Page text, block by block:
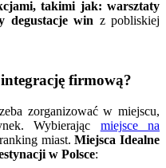
takimi jak: warsztaty
degustacje win z pobliskiej
firmową?
zorganizować w miejscu,
Wybierając miejsce na
miast.Miejsca Idealne
w Polsce: